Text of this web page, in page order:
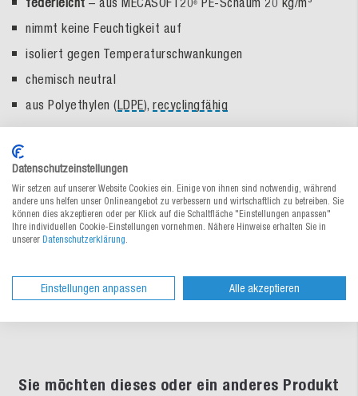
®
nimmt keine Feuchtigkeit auf
isoliert gegen Temperaturschwankungen
chemisch neutral
aus Polyethylen (LDPE), recyclingfähig
Zur Bestelltabelle ↑
Materialeigenschaften
Dokumente
Sie möchten dieses oder ein anderes Produkt
Datenschutzeinstellungen
Wir setzen auf unserer Website Cookies ein. Einige von ihnen sind notwendig, während
andere uns helfen unser Onlineangebot zu verbessern und wirtschaftlich zu betreiben. Sie
können dies akzeptieren oder per Klick auf die Schaltfläche "Einstellungen anpassen"
Ihre individuellen Cookie-Einstellungen vornehmen. Nähere Hinweise erhalten Sie in
unserer Datenschutzerklärung
Einstellungen anpassen Alle akzeptieren